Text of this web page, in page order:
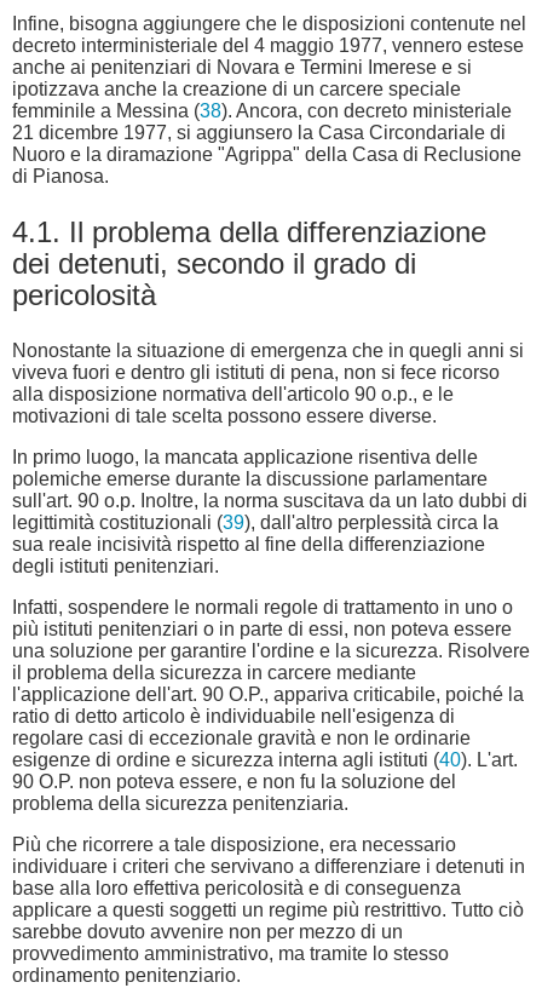
Infine, bisogna aggiungere che le disposizioni contenute nel
decreto interministeriale del 4 maggio 1977, vennero estese
anche ai penitenziari di Novara e Termini Imerese e si
ipotizzava anche la creazione di un carcere speciale
femminile a Messina (38). Ancora, con decreto ministeriale
21 dicembre 1977, si aggiunsero la Casa Circondariale di
Nuoro e la diramazione "Agrippa" della Casa di Reclusione
di Pianosa.
4.1. Il problema della differenziazione
dei detenuti, secondo il grado di
pericolosità
Nonostante la situazione di emergenza che in quegli anni si
viveva fuori e dentro gli istituti di pena, non si fece ricorso
alla disposizione normativa dell'articolo 90 o.p., e le
motivazioni di tale scelta possono essere diverse.
In primo luogo, la mancata applicazione risentiva delle
polemiche emerse durante la discussione parlamentare
sull'art. 90 o.p. Inoltre, la norma suscitava da un lato dubbi di
legittimità costituzionali (39), dall'altro perplessità circa la
sua reale incisività rispetto al fine della differenziazione
degli istituti penitenziari.
Infatti, sospendere le normali regole di trattamento in uno o
più istituti penitenziari o in parte di essi, non poteva essere
una soluzione per garantire l'ordine e la sicurezza. Risolvere
il problema della sicurezza in carcere mediante
l'applicazione dell'art. 90 O.P., appariva criticabile, poiché la
ratio di detto articolo è individuabile nell'esigenza di
regolare casi di eccezionale gravità e non le ordinarie
esigenze di ordine e sicurezza interna agli istituti (40). L'art.
90 O.P. non poteva essere, e non fu la soluzione del
problema della sicurezza penitenziaria.
Più che ricorrere a tale disposizione, era necessario
individuare i criteri che servivano a differenziare i detenuti in
base alla loro effettiva pericolosità e di conseguenza
applicare a questi soggetti un regime più restrittivo. Tutto ciò
sarebbe dovuto avvenire non per mezzo di un
provvedimento amministrativo, ma tramite lo stesso
ordinamento penitenziario.